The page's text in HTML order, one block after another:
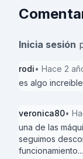
Inicia sesión
rodi• Hace 2
es algo
veronica80•
una de las
seguimos